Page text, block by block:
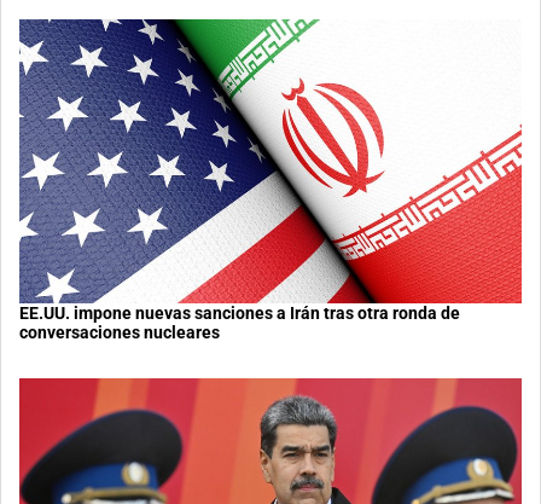
EE.UU. impone nuevas sanciones a Irán tras otra ronda de
conversaciones nucleares